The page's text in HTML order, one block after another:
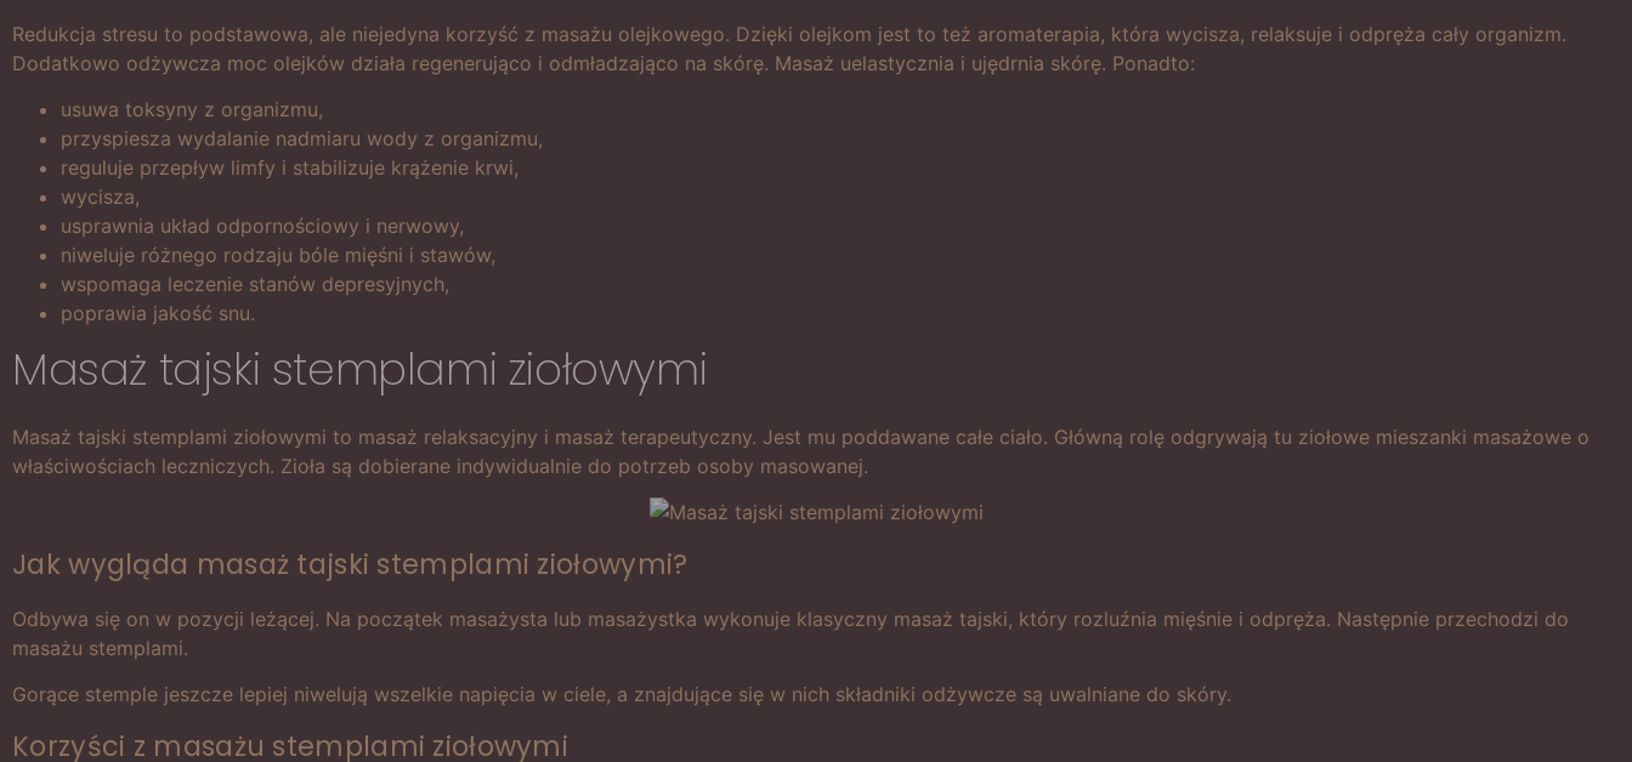
Redukcja stresu to podstawowa, ale niejedyna korzyść z masażu olejkowego. Dzięki olejkom jest to też aromaterapia, która wycisza, relaksuje i odpręża cały organizm.
Dodatkowo odżywcza moc olejków działa regenerująco i odmładzająco na skórę. Masaż uelastycznia i ujędrnia skórę. Ponadto:
usuwa toksyny z organizmu,
przyspiesza wydalanie nadmiaru wody z organizmu,
reguluje przepływ limfy i stabilizuje krążenie krwi,
wycisza,
usprawnia układ odpornościowy i nerwowy,
niweluje różnego rodzaju bóle mięśni i stawów,
wspomaga leczenie stanów depresyjnych,
poprawia jakość snu.
Masaż tajski stemplami ziołowymi
Masaż tajski stemplami ziołowymi to masaż relaksacyjny i masaż terapeutyczny. Jest mu poddawane całe ciało. Główną rolę odgrywają tu ziołowe mieszanki masażowe o
właściwościach leczniczych. Zioła są dobierane indywidualnie do potrzeb osoby masowanej.
Jak wygląda masaż tajski stemplami ziołowymi?
Odbywa się on w pozycji leżącej. Na początek masażysta lub masażystka wykonuje klasyczny masaż tajski, który rozluźnia mięśnie i odpręża. Następnie przechodzi do
masażu stemplami.
Gorące stemple jeszcze lepiej niwelują wszelkie napięcia w ciele, a znajdujące się w nich składniki odżywcze są uwalniane do skóry.
Korzyści z masażu stemplami ziołowymi